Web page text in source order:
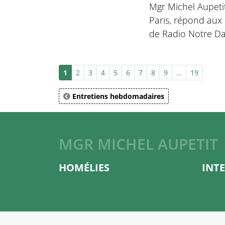
Mgr Michel
Paris, répond
de Radio Notre
1 2 3 4 5 6 7 8 9 … 19
Entretiens hebdomadaires
MGR MICHEL AUPETIT
HOMÉLIES